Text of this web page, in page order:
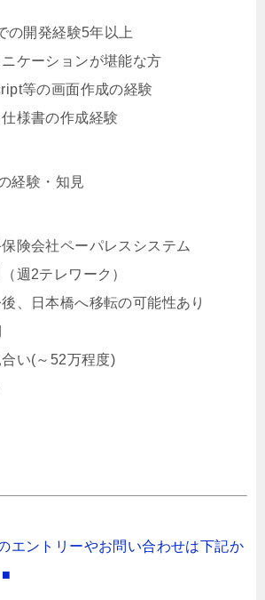
開発経験5年以上
ションが堪能な方
の画面作成の経験
書の作成経験
経験・知見
険会社ペーパレスシステム
週2テレワーク）
へ移転の可能性あり
い(～52万程度)
エントリーやお問い合わせは下記か